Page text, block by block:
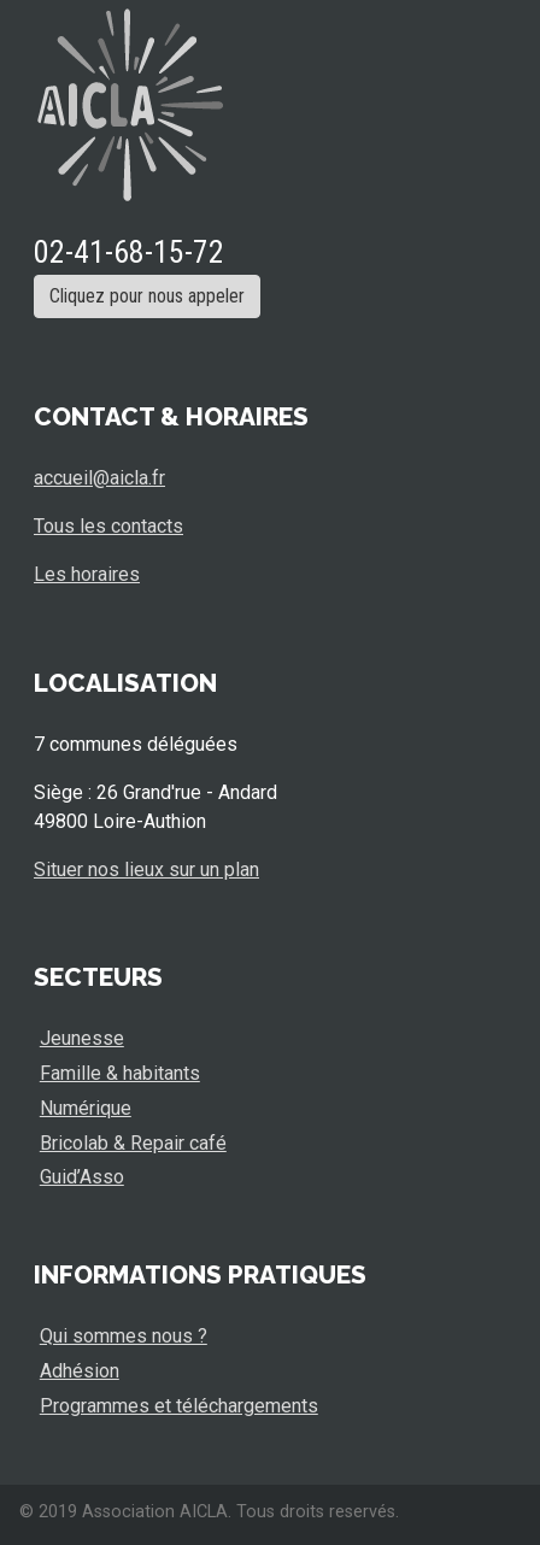
02-41-68-15-72
Cliquez pour nous appeler
CONTACT & HORAIRES
accueil@aicla.fr
Tous les contacts
Les horaires
LOCALISATION
7 communes déléguées
Siège : 26 Grand'rue - Andard
49800 Loire-Authion
Situer nos lieux sur un plan
SECTEURS
Jeunesse
Famille & habitants
Numérique
Bricolab & Repair café
Guid’Asso
INFORMATIONS PRATIQUES
Qui sommes nous ?
Adhésion
Programmes et téléchargements
© 2019 Association AICLA. Tous droits reservés.